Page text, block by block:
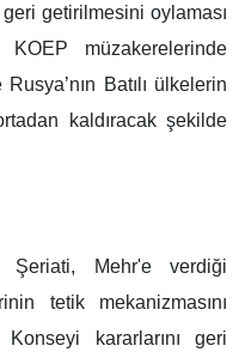
getirilmesini oylaması
müzakerelerinde
Batılı ülkelerin
kaldıracak şekilde
Şeriati, Mehr'e verdiği
tetik mekanizmasını
kararlarını geri